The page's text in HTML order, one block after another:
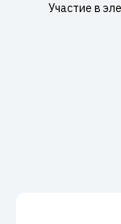
Участие в